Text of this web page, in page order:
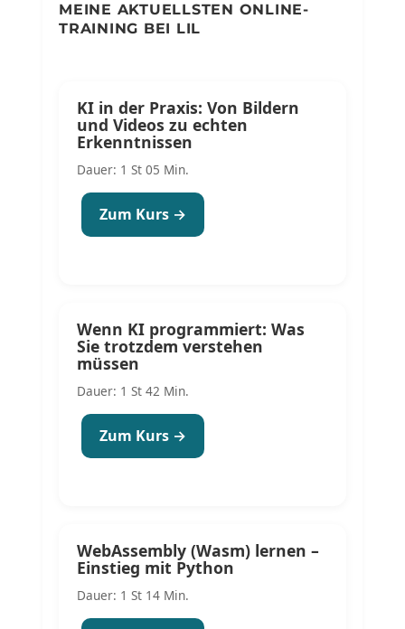
MEINE AKTUELLSTEN ONLINE-
TRAINING BEI LIL
KI in der Praxis: Von Bildern
und Videos zu echten
Erkenntnissen
Dauer: 1 St 05 Min.
Zum Kurs →
Wenn KI programmiert: Was
Sie trotzdem verstehen
müssen
Dauer: 1 St 42 Min.
Zum Kurs →
WebAssembly (Wasm) lernen –
Einstieg mit Python
Dauer: 1 St 14 Min.